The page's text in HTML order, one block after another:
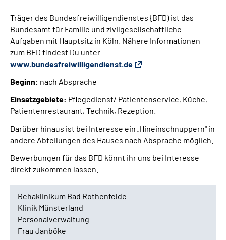
Träger des Bundesfreiwilligendienstes {BFD) ist das
Bundesamt für Familie und zivilgesellschaftliche
Aufgaben mit Hauptsitz in Köln. Nähere Informationen
zum BFD findest Du unter
www.bundesfreiwilligendienst.de
Beginn: nach Absprache
Einsatzgebiete: Pflegedienst/ Patientenservice, Küche,
Patientenrestaurant, Technik, Rezeption.
Darüber hinaus ist bei Interesse ein „Hineinschnuppern" in
andere Abteilungen des Hauses nach Absprache möglich.
Bewerbungen für das BFD könnt ihr uns bei Interesse
direkt zukommen lassen.
Rehaklinikum Bad Rothenfelde
Klinik Münsterland
Personalverwaltung
Frau Janböke